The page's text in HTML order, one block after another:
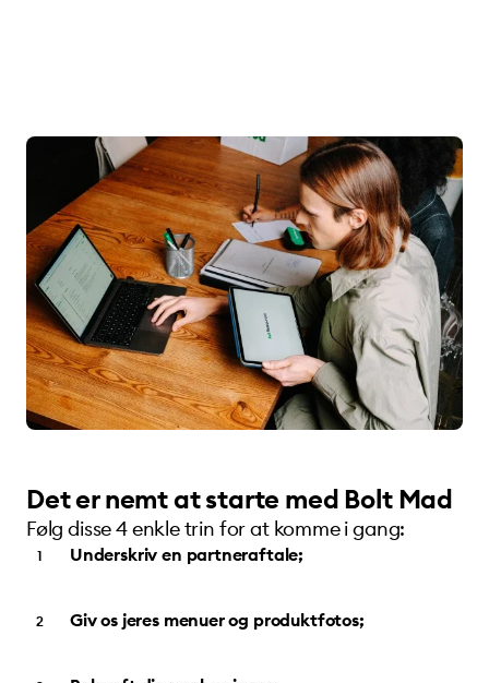
Det er nemt at starte med Bolt Mad
Følg disse 4 enkle trin for at komme i gang:
Underskriv en partneraftale;
Giv os jeres menuer og produktfotos;